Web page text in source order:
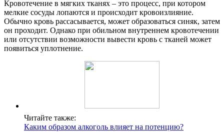
Кровотечение в мягких тканях – это процесс, при котором
мелкие сосуды лопаются и происходит кровоизлияние.
Обычно кровь рассасывается, может образоваться синяк, затем
он проходит. Однако при обильном внутреннем кровотечении
или отсутствии возможности вывести кровь с тканей может
появиться уплотнение.
Читайте также:
Каким образом алкоголь влияет на потенцию?